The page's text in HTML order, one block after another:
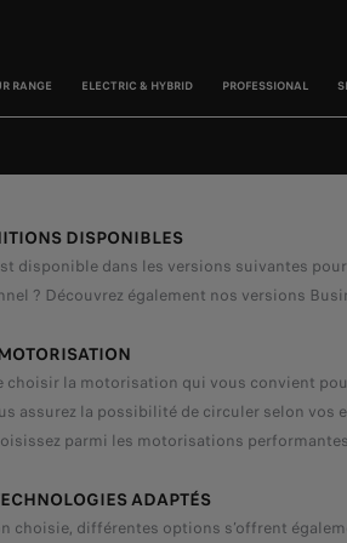
RANGE ELECTRIC & HYBRID PROFESSIONAL
DISPONIBLES
disponible dans les versions suivantes
? Découvrez également nos versions
choisir la motorisation qui vous convient
assurez la possibilité de circuler selon
parmi les motorisations
ADAPTÉS
choisie, différentes options s’offrent